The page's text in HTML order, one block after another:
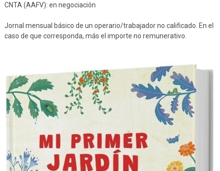
CNTA (AAFV): en negociación
Jornal mensual básico de un operario/trabajador no calificado. En el
caso de que corresponda, más el importe no remunerativo.